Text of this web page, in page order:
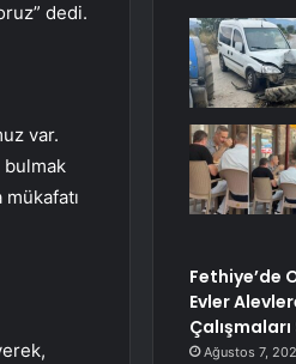
dedi.
var.
bulmak
mükafatı
Fethiye’de
Evler
Ağustos 7,